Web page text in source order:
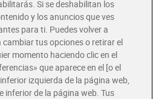
exclusivas.
y busca tu tienda más cercana
Si se deshabilitan los
y los anuncios que ves
para ti. Puedes volver a
cambiar tus opciones o retirar el
momento haciendo clic en el
que aparece en el [o el
izquierda de la página web,
inferior de la página web. Tus